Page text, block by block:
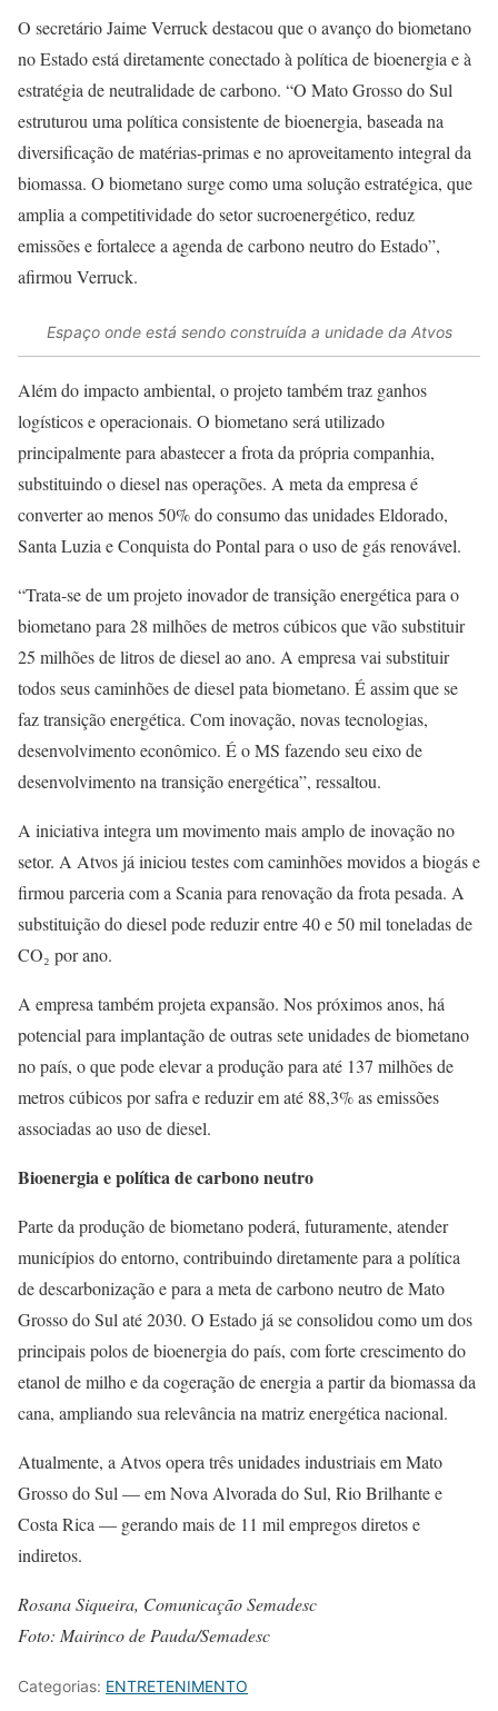
O secretário Jaime Verruck destacou que o avanço do biometano
no Estado está diretamente conectado à política de bioenergia e à
estratégia de neutralidade de carbono. “O Mato Grosso do Sul
estruturou uma política consistente de bioenergia, baseada na
diversificação de matérias-primas e no aproveitamento integral da
biomassa. O biometano surge como uma solução estratégica, que
amplia a competitividade do setor sucroenergético, reduz
emissões e fortalece a agenda de carbono neutro do Estado”,
afirmou Verruck.
Espaço onde está sendo construída a unidade da Atvos
Além do impacto ambiental, o projeto também traz ganhos
logísticos e operacionais. O biometano será utilizado
principalmente para abastecer a frota da própria companhia,
substituindo o diesel nas operações. A meta da empresa é
converter ao menos 50% do consumo das unidades Eldorado,
Santa Luzia e Conquista do Pontal para o uso de gás renovável.
“Trata-se de um projeto inovador de transição energética para o
biometano para 28 milhões de metros cúbicos que vão substituir
25 milhões de litros de diesel ao ano. A empresa vai substituir
todos seus caminhões de diesel pata biometano. É assim que se
faz transição energética. Com inovação, novas tecnologias,
desenvolvimento econômico. É o MS fazendo seu eixo de
desenvolvimento na transição energética”, ressaltou.
A iniciativa integra um movimento mais amplo de inovação no
setor. A Atvos já iniciou testes com caminhões movidos a biogás e
firmou parceria com a Scania para renovação da frota pesada. A
substituição do diesel pode reduzir entre 40 e 50 mil toneladas de
CO₂ por ano.
A empresa também projeta expansão. Nos próximos anos, há
potencial para implantação de outras sete unidades de biometano
no país, o que pode elevar a produção para até 137 milhões de
metros cúbicos por safra e reduzir em até 88,3% as emissões
associadas ao uso de diesel.
Bioenergia e política de carbono neutro
Parte da produção de biometano poderá, futuramente, atender
municípios do entorno, contribuindo diretamente para a política
de descarbonização e para a meta de carbono neutro de Mato
Grosso do Sul até 2030. O Estado já se consolidou como um dos
principais polos de bioenergia do país, com forte crescimento do
etanol de milho e da cogeração de energia a partir da biomassa da
cana, ampliando sua relevância na matriz energética nacional.
Atualmente, a Atvos opera três unidades industriais em Mato
Grosso do Sul — em Nova Alvorada do Sul, Rio Brilhante e
Costa Rica — gerando mais de 11 mil empregos diretos e
indiretos.
Rosana Siqueira, Comunicação Semadesc
Foto: Mairinco de Pauda/Semadesc
Categorias: ENTRETENIMENTO